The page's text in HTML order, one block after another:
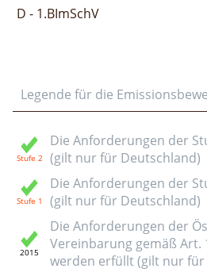
D - 1.BImSchV
Legende für die
Die Anforderungen der
(gilt nur für Deutschland)
Die Anforderungen der
(gilt nur für Deutschland)
Die Anforderungen der
Vereinbarung gemäß Art.
werden erfüllt (gilt nur für